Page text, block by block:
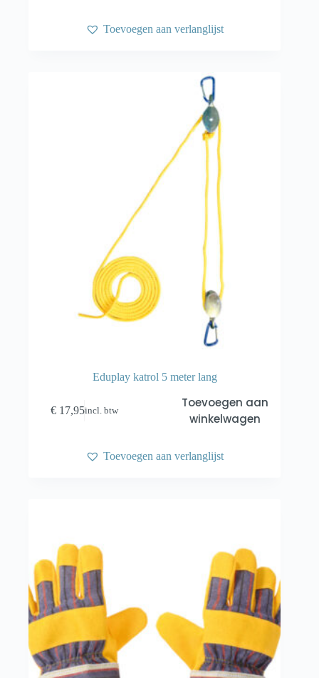
Toevoegen aan verlanglijst
Eduplay katrol 5 meter lang
€ 17,95incl. btw
Toevoegen aan
winkelwagen
Toevoegen aan verlanglijst